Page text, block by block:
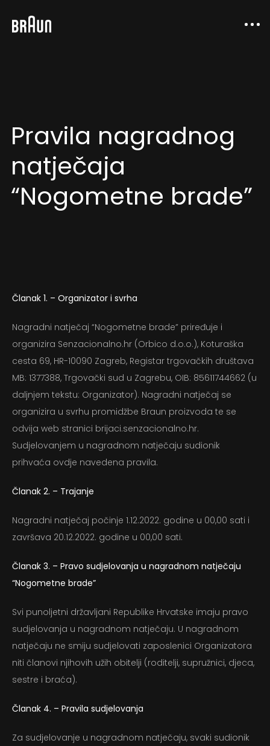
Pravila nagradnog
natječaja
“Nogometne brade”
Članak 1. – Organizator i svrha
Nagradni natječaj “Nogometne brade” priređuje i
organizira Senzacionalno.hr (Orbico d.o.o.), Koturaška
cesta 69, HR-10090 Zagreb, Registar trgovačkih društava
MB: 1377388, Trgovački sud u Zagrebu, OIB: 85611744662 (u
daljnjem tekstu: Organizator). Nagradni natječaj se
organizira u svrhu promidžbe Braun proizvoda te se
odvija web stranici brijaci.senzacionalno.hr.
Sudjelovanjem u nagradnom natječaju sudionik
prihvaća ovdje navedena pravila.
Članak 2. – Trajanje
Nagradni natječaj počinje 1.12.2022. godine u 00,00 sati i
završava 20.12.2022. godine u 00,00 sati.
Članak 3. – Pravo sudjelovanja u nagradnom natječaju
“Nogometne brade”
Svi punoljetni državljani Republike Hrvatske imaju pravo
sudjelovanja u nagradnom natječaju. U nagradnom
natječaju ne smiju sudjelovati zaposlenici Organizatora
niti članovi njihovih užih obitelji (roditelji, supružnici, djeca,
sestre i braća).
Članak 4. – Pravila sudjelovanja
Za sudjelovanje u nagradnom natječaju, svaki sudionik